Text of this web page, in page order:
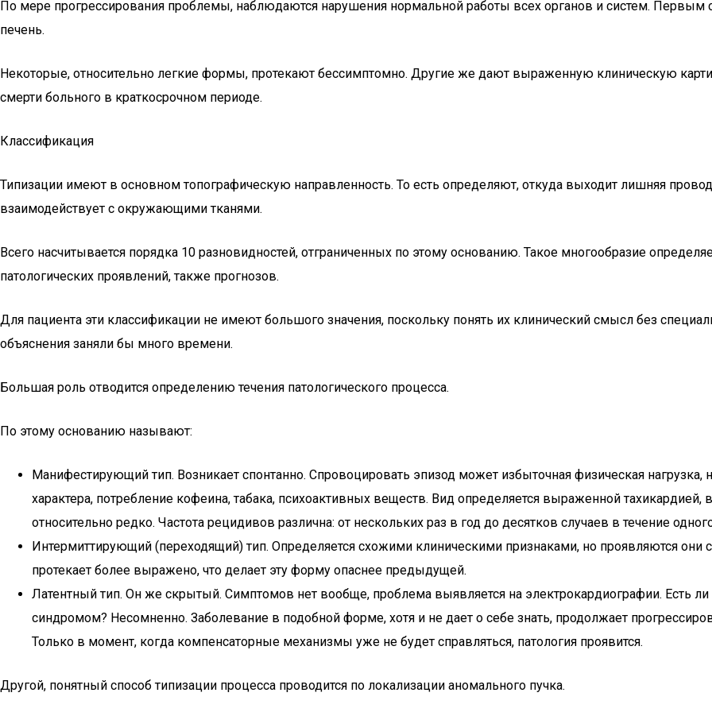
По мере прогрессирования проблемы, наблюдаются нарушения нормальной работы всех органов и систем. Первым
печень.
Некоторые, относительно легкие формы, протекают бессимптомно. Другие же дают выраженную клиническую
смерти больного в краткосрочном периоде.
Классификация
Типизации имеют в основном топографическую направленность. То есть определяют, откуда выходит лишняя
взаимодействует с окружающими тканями.
Всего насчитывается порядка 10 разновидностей, отграниченных по этому основанию. Такое многообразие
патологических проявлений, также прогнозов.
Для пациента эти классификации не имеют большого значения, поскольку понять их клинический смысл без
объяснения заняли бы много времени.
Большая роль отводится определению течения патологического процесса.
По этому основанию называют:
Манифестирующий тип. Возникает спонтанно. Спровоцировать эпизод может избыточная физическая
характера, потребление кофеина, табака, психоактивных веществ. Вид определяется выраженной
относительно редко. Частота рецидивов различна: от нескольких раз в год до десятков случаев в течение
Интермиттирующий (переходящий) тип. Определяется схожими клиническими признаками, но проявляются
протекает более выражено, что делает эту форму опаснее предыдущей.
Латентный тип. Он же скрытый. Симптомов нет вообще, проблема выявляется на электрокардиографии. Есть
синдромом? Несомненно. Заболевание в подобной форме, хотя и не дает о себе знать, продолжает
Только в момент, когда компенсаторные механизмы уже не будет справляться, патология проявится.
Другой, понятный способ типизации процесса проводится по локализации аномального пучка.